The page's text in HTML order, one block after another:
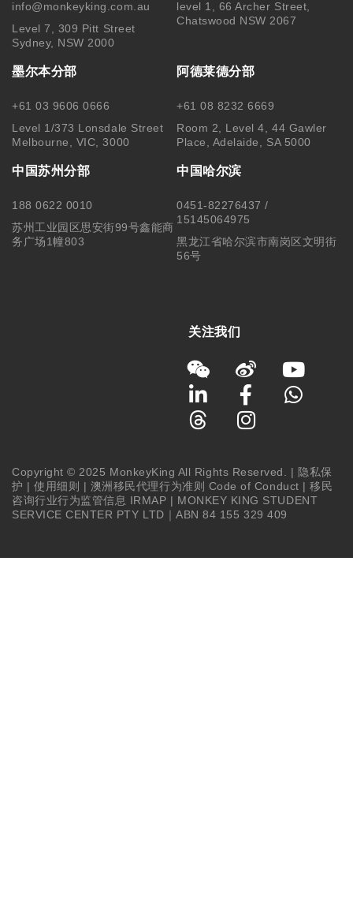
info@monkeyking.com.au
Level 7, 309 Pitt Street
Sydney, NSW 2000
level 1, 66 Archer Street,
Chatswood NSW 2067
墨尔本分部
+61 03 9606 0666
Level 1/373 Lonsdale Street
Melbourne, VIC, 3000
阿德莱德分部
+61 08 8232 6669
Room 2, Level 4, 44 Gawler
Place, Adelaide, SA 5000
中国苏州分部
188 0622 0010
苏州工业园区思安街99号鑫能商
务广场1幢803
中国哈尔滨
0451-82276437 /
15145064975
黑龙江省哈尔滨市南岗区文明街
56号
关注我们
Copyright © 2025 MonkeyKing All Rights Reserved. | 隐私保
护 |使用细则 | 澳洲移民代理行为准则 Code of Conduct |移民
咨询行业行为监管信息 IRMAP | MONKEY KING STUDENT
SERVICE CENTER PTY LTD｜ABN 84 155 329 409